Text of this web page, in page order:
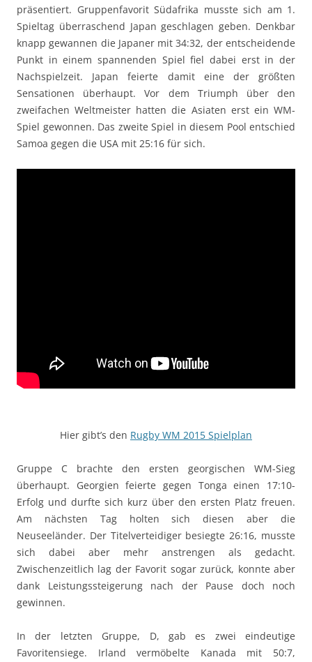
präsentiert. Gruppenfavorit Südafrika musste sich am 1.
Spieltag überraschend Japan geschlagen geben. Denkbar
knapp gewannen die Japaner mit 34:32, der entscheidende
Punkt in einem spannenden Spiel fiel dabei erst in der
Nachspielzeit. Japan feierte damit eine der größten
Sensationen überhaupt. Vor dem Triumph über den
zweifachen Weltmeister hatten die Asiaten erst ein WM-
Spiel gewonnen. Das zweite Spiel in diesem Pool entschied
Samoa gegen die USA mit 25:16 für sich.
Hier gibt’s den Rugby WM 2015 Spielplan
Gruppe C brachte den ersten georgischen WM-Sieg
überhaupt. Georgien feierte gegen Tonga einen 17:10-
Erfolg und durfte sich kurz über den ersten Platz freuen.
Am nächsten Tag holten sich diesen aber die
Neuseeländer. Der Titelverteidiger besiegte 26:16, musste
sich dabei aber mehr anstrengen als gedacht.
Zwischenzeitlich lag der Favorit sogar zurück, konnte aber
dank Leistungssteigerung nach der Pause doch noch
gewinnen.
In der letzten Gruppe, D, gab es zwei eindeutige
Favoritensiege. Irland vermöbelte Kanada mit 50:7,